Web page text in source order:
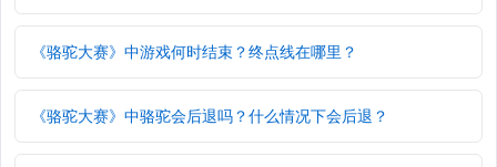
《骆驼大赛》中游戏何时结束？终点线在哪里？
《骆驼大赛》中骆驼会后退吗？什么情况下会后退？